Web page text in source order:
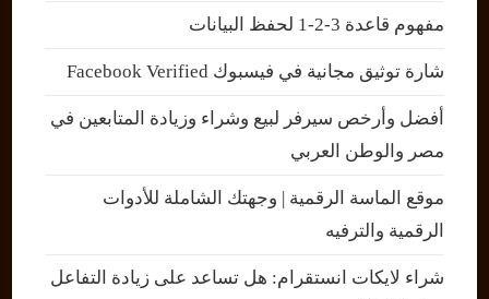
مفهوم قاعدة 3-2-1 لحفظ البيانات
شارة توثيق مجانية في فيسبوك Facebook Verified
أفضل وأرخص سيرفر لبيع وشراء وزيادة المتابعين في
مصر والوطن العربي
موقع الماسة الرقمية | وجهتك الشاملة للأدوات
الرقمية والترفيه
شراء لايكات انستقرام: هل تساعد على زيادة التفاعل